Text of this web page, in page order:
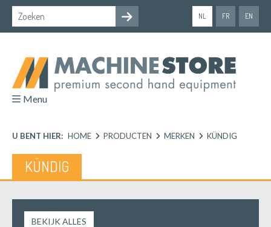
NL FR EN
Menu
U BENT HIER: HOME PRODUCTEN MERKEN KÜNDIG
KÜNDIG
BEKIJK ALLES